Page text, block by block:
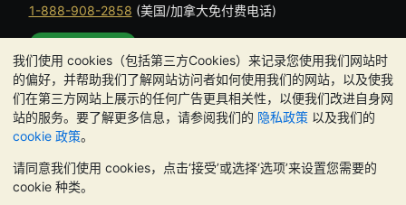
我们使用 cookies（包括第三方Cookies）来记录您使用我们网站时
的偏好，并帮助我们了解网站访问者如何使用我们的网站，以及使我
们在第三方网站上展示的任何广告更具相关性，以便我们改进自身网
站的服务。要了解更多信息，请参阅我们的 隐私政策 以及我们的
cookie 政策。
请同意我们使用 cookies，点击‘接受’或选择‘选项’来设置您需要的
cookie 种类。
1-888-908-2858 (美国/加拿大免付费电话)
办公时间:
9am to 8:30pm (英国时间), 周一至周五
Galmarley Ltd T/A BullionVault
3 Shortlands (7th Floor)
London
W6 8DA